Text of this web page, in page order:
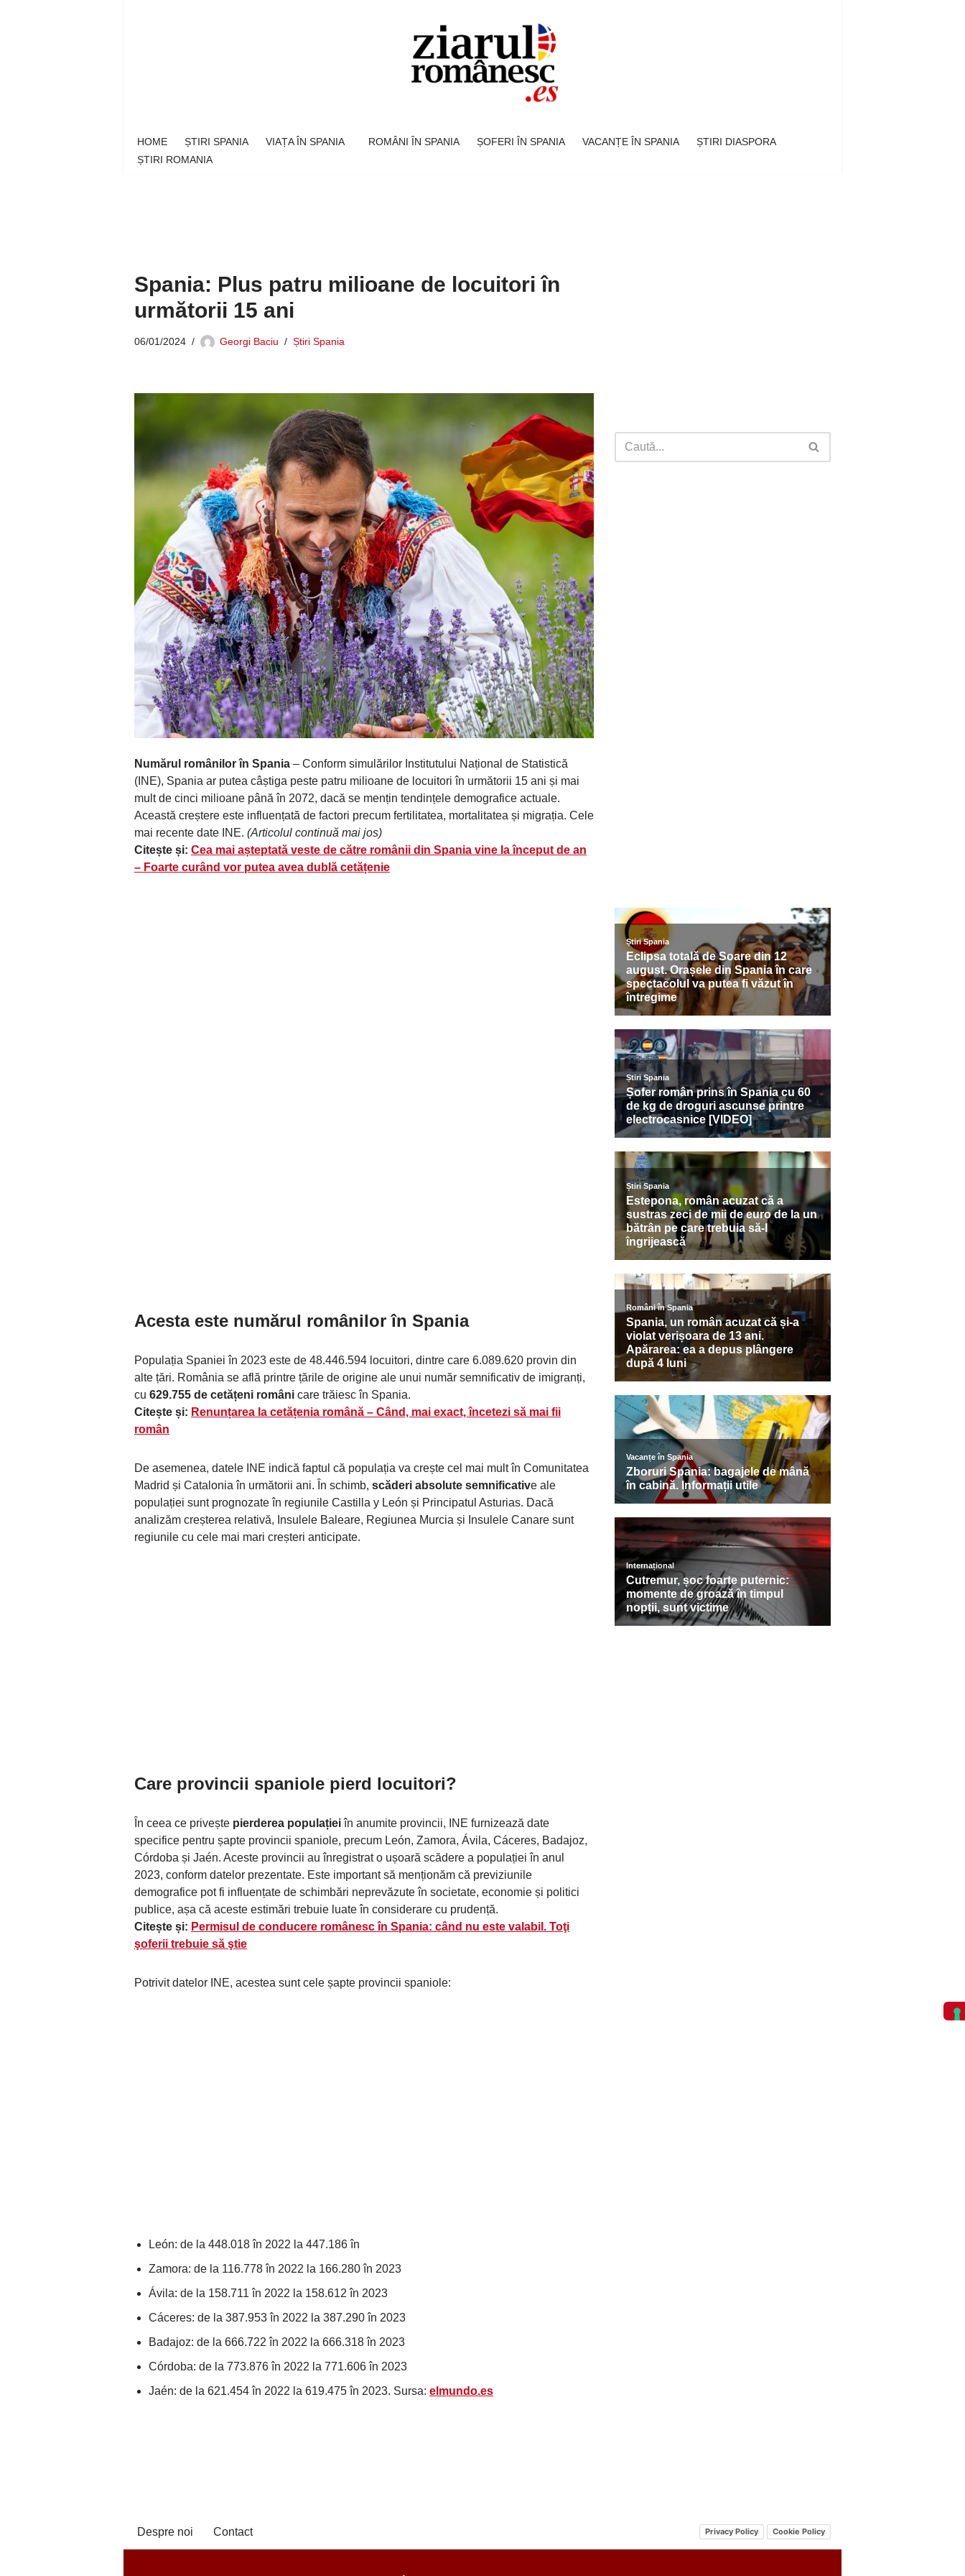
HOME ȘTIRI SPANIA VIAȚA ÎN SPANIA ROMÂNI ÎN SPANIA ȘOFERI ÎN SPANIA VACANȚE ÎN SPANIA
ȘTIRI DIASPORA
ȘTIRI ROMANIA
Spania: Plus patru milioane de locuitori în
următorii 15 ani
06/01/2024 Georgi Baciu Știri Spania
Numărul românilor în Spania – Conform simulărilor Institutului Național de Statistică
(INE), Spania ar putea câștiga peste patru milioane de locuitori în următorii 15 ani și mai
mult de cinci milioane până în 2072, dacă se mențin tendințele demografice actuale.
Această creștere este influențată de factori precum fertilitatea, mortalitatea și migrația. Cele
mai recente date INE. (Articolul continuă mai jos)
Citește și: Cea mai așteptată veste de către românii din Spania vine la început de an
– Foarte curând vor putea avea dublă cetățenie
Acesta este numărul românilor în Spania
Populația Spaniei în 2023 este de 48.446.594 locuitori, dintre care 6.089.620 provin din
alte țări. România se află printre țările de origine ale unui număr semnificativ de imigranți,
cu 629.755 de cetățeni români care trăiesc în Spania.
Citește și: Renunțarea la cetățenia română – Când, mai exact, încetezi să mai fii
român
De asemenea, datele INE indică faptul că populația va crește cel mai mult în Comunitatea
Madrid și Catalonia în următorii ani. În schimb, scăderi absolute semnificative ale
populației sunt prognozate în regiunile Castilla y León și Principatul Asturias. Dacă
analizăm creșterea relativă, Insulele Baleare, Regiunea Murcia și Insulele Canare sunt
regiunile cu cele mai mari creșteri anticipate.
Care provincii spaniole pierd locuitori?
În ceea ce privește pierderea populațieiîn anumite provincii, INE furnizează date
specifice pentru șapte provincii spaniole, precum León, Zamora, Ávila, Cáceres, Badajoz,
Córdoba și Jaén. Aceste provincii au înregistrat o ușoară scădere a populației în anul
2023, conform datelor prezentate. Este important să menționăm că previziunile
demografice pot fi influențate de schimbări neprevăzute în societate, economie și politici
publice, așa că aceste estimări trebuie luate în considerare cu prudență.
Citește și: Permisul de conducere românesc în Spania: când nu este valabil. Toţi
şoferii trebuie să ştie
Potrivit datelor INE, acestea sunt cele șapte provincii spaniole:
León: de la 448.018 în 2022 la 447.186 în
Zamora: de la 116.778 în 2022 la 166.280 în 2023
Ávila: de la 158.711 în 2022 la 158.612 în 2023
Cáceres: de la 387.953 în 2022 la 387.290 în 2023
Badajoz: de la 666.722 în 2022 la 666.318 în 2023
Córdoba: de la 773.876 în 2022 la 771.606 în 2023
Jaén: de la 621.454 în 2022 la 619.475 în 2023. Sursa: elmundo.es
Despre noi Contact Privacy Policy Cookie Policy